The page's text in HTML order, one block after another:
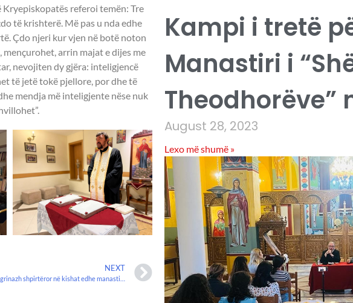
Kryepiskopatës referoi temën: Tre
të krishterë. Më pas u nda edhe
Çdo njeri kur vjen në botë noton
mençurohet, arrin majat e dijes me
nevojiten dy gjëra: inteligjencë
të jetë tokë pjellore, por dhe të
mendja më inteligjente nëse nuk
NEXT
Kampi i tretë
Manastiri i
Theodhorëve”
August 28, 2023
Lexo më shumë »